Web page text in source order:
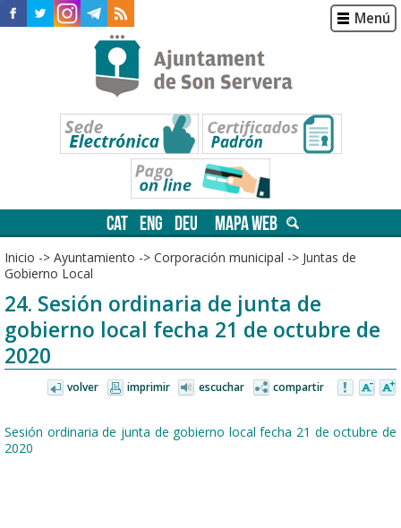
Menú
CAT ENG DEU MAPA WEB
Inicio -> Ayuntamiento -> Corporación municipal -> Juntas de
Gobierno Local
24. Sesión ordinaria de junta de
gobierno local fecha 21 de octubre de
2020
volver imprimir escuchar compartir
Sesión ordinaria de junta de gobierno local fecha 21 de octubre de
2020